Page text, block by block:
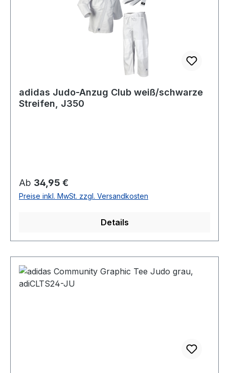
adidas Judo-Anzug Club weiß/schwarze
Streifen, J350
Regulärer Preis:
Ab 34,95 €
Preise inkl. MwSt. zzgl. Versandkosten
Details